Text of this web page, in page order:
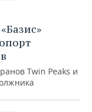
Twin Peaks и